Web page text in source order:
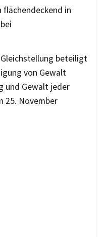
in
beteiligt
von Gewalt
und Gewalt jeder
25. November